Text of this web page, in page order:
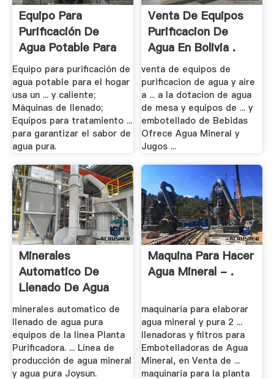
Equipo Para
Purificación De
Agua Potable Para
El .
Equipo para purificación de
agua potable para el hogar
usa un ... y caliente;
Máquinas de llenado;
Equipos para tratamiento ...
para garantizar el sabor de
agua pura.
Venta De Equipos
Purificacion De
Agua En Bolivia .
venta de equipos de
purificacion de agua y aire
a ... a la dotacion de agua
de mesa y equipos de ... y
embotellado de Bebidas
Ofrece Agua Mineral y
Jugos ...
Minerales
Automatico De
Llenado De Agua
Pura .
minerales automatico de
llenado de agua pura
equipos de la linea Planta
Purificadora. ... Línea de
producción de agua mineral
y agua pura Joysun.
Maquina Para Hacer
Agua Mineral - .
maquinaria para elaborar
agua mineral y pura 2 ...
llenadoras y filtros para
Embotelladoras de Agua
Mineral, en Venta de ...
maquinaria para la planta